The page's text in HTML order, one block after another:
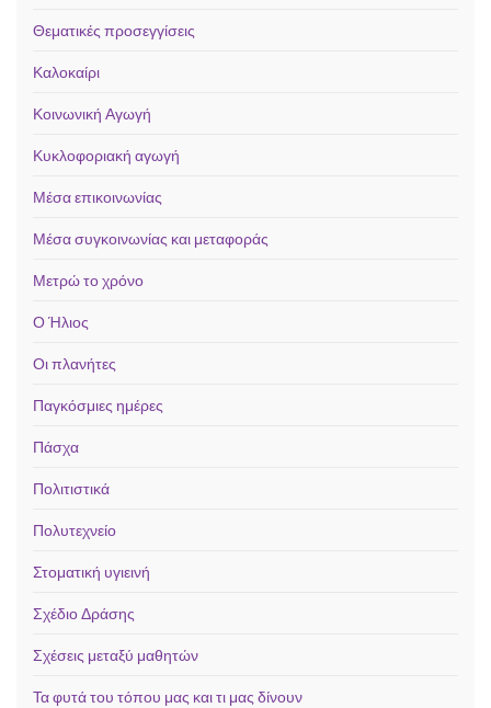
Θεματικές προσεγγίσεις
Καλοκαίρι
Κοινωνική Αγωγή
Κυκλοφοριακή αγωγή
Μέσα επικοινωνίας
Μέσα συγκοινωνίας και μεταφοράς
Μετρώ το χρόνο
Ο Ήλιος
Οι πλανήτες
Παγκόσμιες ημέρες
Πάσχα
Πολιτιστικά
Πολυτεχνείο
Στοματική υγιεινή
Σχέδιο Δράσης
Σχέσεις μεταξύ μαθητών
Τα φυτά του τόπου μας και τι μας δίνουν